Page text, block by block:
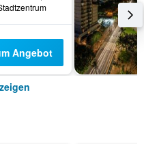
Angebot